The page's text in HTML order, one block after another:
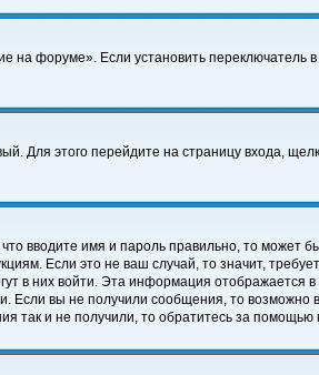
форуме». Если установить
Для этого перейдите на страницу входа,
вводите имя и пароль правильно, то может
Если это не ваш случай, то значит,
в них войти. Эта информация
Если вы не получили сообщения, то
так и не получили, то обратитесь за